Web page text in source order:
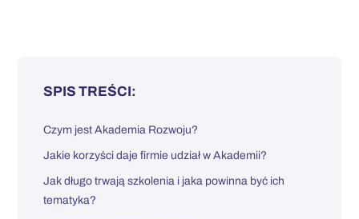
SPIS TREŚCI:
Czym jest Akademia Rozwoju?
Jakie korzyści daje firmie udział w Akademii?
Jak długo trwają szkolenia i jaka powinna być ich
tematyka?